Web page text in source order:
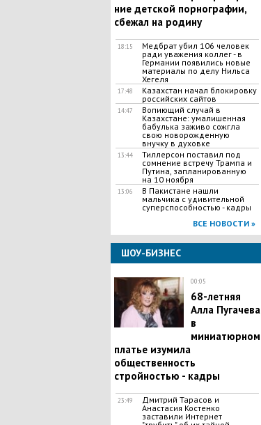
ние детской порнографии,
сбежал на родину
18:15
Медбрат убил 106 человек
ради уважения коллег - в
Германии появились новые
материалы по делу Нильса
Хегеля
17:48
Казахстан начал блокировку
российских сайтов
14:47
​Вопиющий случай в
Казахстане: умалишенная
бабулька заживо сожгла
свою новорожденную
внучку в духовке
13:44
​Тиллерсон поставил под
сомнение встречу Трампа и
Путина, запланированную
на 10 ноября
13:06
В Пакистане нашли
мальчика с удивительной
суперспособностью - кадры
ВСЕ НОВОСТИ »
ШОУ-БИЗНЕС
00:05
68-летняя
Алла Пугачева
в
миниатюрном
платье изумила
общественность
стройностью - кадры
23:49
Дмитрий Тарасов и
Анастасия Костенко
заставили Интернет